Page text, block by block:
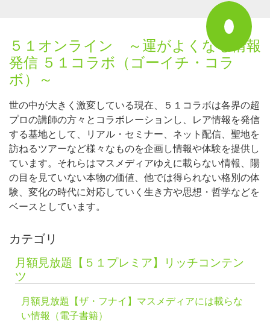
５１オンライン ～運がよくなる情報
発信 ５１コラボ（ゴーイチ・コラ
ボ）～
世の中が大きく激変している現在、５１コラボは各界の超
プロの講師の方々とコラボレーションし、レア情報を発信
する基地として、リアル・セミナー、ネット配信、聖地を
訪ねるツアーなど様々なものを企画し情報や体験を提供し
ています。それらはマスメディアゆえに載らない情報、陽
の目を見ていない本物の価値、他では得られない格別の体
験、変化の時代に対応していく生き方や思想・哲学などを
ベースとしています。
カテゴリ
月額見放題【５１プレミア】リッチコンテン
ツ
月額見放題【ザ・フナイ】マスメディアには載らな
い情報（電子書籍）